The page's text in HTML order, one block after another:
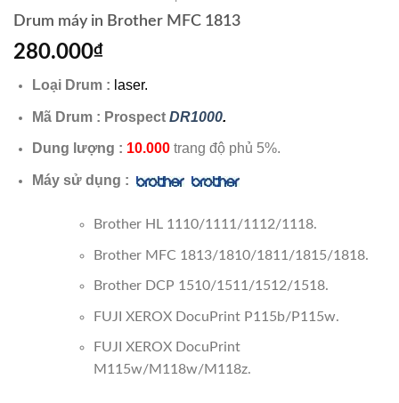
Drum máy in Brother MFC 1813
280.000₫
Loại Drum : laser.
Mã Drum : Prospect DR1000.
Dung lượng : 10.000trang độ phủ 5%.
Máy sử dụng :
Brother HL 1110/1111/1112/1118.
Brother MFC 1813/1810/1811/1815/1818.
Brother DCP 1510/1511/1512/1518.
FUJI XEROX DocuPrint P115b/P115w.
FUJI XEROX DocuPrint
M115w/M118w/M118z.